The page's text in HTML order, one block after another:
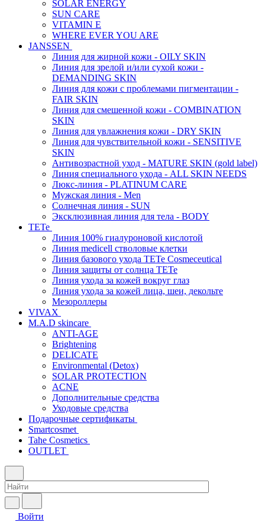
SOLAR ENERGY
SUN CARE
VITAMIN E
WHERE EVER YOU ARE
JANSSEN
Линия для жирной кожи - OILY SKIN
Линия для зрелой и/или сухой кожи -
DEMANDING SKIN
Линия для кожи с проблемами пигментации -
FAIR SKIN
Линия для смешенной кожи - COMBINATION
SKIN
Линия для увлажнения кожи - DRY SKIN
Линия для чувствительной кожи - SENSITIVE
SKIN
Антивозрастной уход - MATURE SKIN (gold label)
Линия специального ухода - ALL SKIN NEEDS
Люкс-линия - PLATINUM CARE
Мужская линия - Men
Солнечная линия - SUN
Эксклюзивная линия для тела - BODY
TETe
Линия 100% гиалуроновой кислотой
Линия medicell стволовые клетки
Линия базового ухода TETe Cosmeceutical
Линия защиты от солнца TETe
Линия ухода за кожей вокруг глаз
Линия ухода за кожей лица, шеи, декольте
Мезороллеры
VIVAX
M.A.D skincare
ANTI-AGE
Brightening
DELICATE
Environmental (Detox)
SOLAR PROTECTION
АCNE
Дополнительные средства
Уходовые средства
Подарочные сертификаты
Smartcosmet
Tahe Cosmetics
OUTLET
Войти